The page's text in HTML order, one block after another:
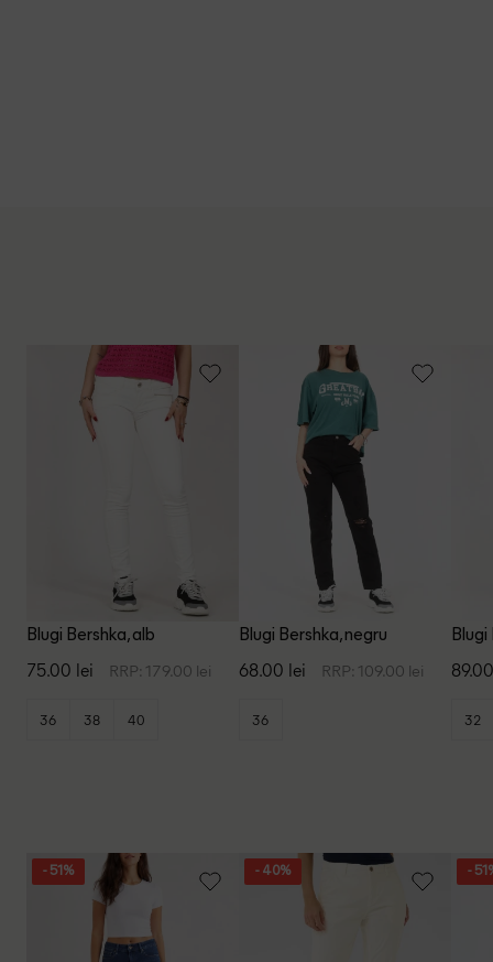
Blugi Bershka, alb
75.00 lei RRP: 179.00 lei
36 38 40
Blugi Bershka, negru
68.00 lei RRP: 109.00 lei
36
Blugi
32
- 51% - 40% -